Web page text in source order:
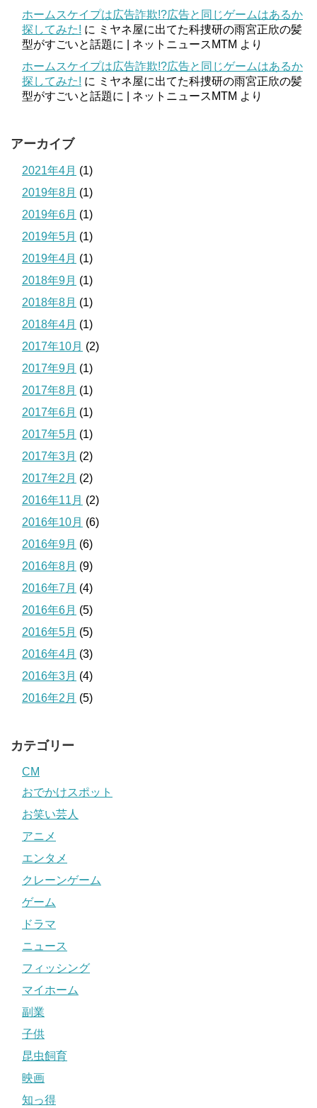
ホームスケイプは広告詐欺!?広告と同じゲームはあるか
探してみた! に ミヤネ屋に出てた科捜研の雨宮正欣の髪
型がすごいと話題に | ネットニュースMTM より
ホームスケイプは広告詐欺!?広告と同じゲームはあるか
探してみた! に ミヤネ屋に出てた科捜研の雨宮正欣の髪
型がすごいと話題に | ネットニュースMTM より
アーカイブ
2021年4月 (1)
2019年8月 (1)
2019年6月 (1)
2019年5月 (1)
2019年4月 (1)
2018年9月 (1)
2018年8月 (1)
2018年4月 (1)
2017年10月 (2)
2017年9月 (1)
2017年8月 (1)
2017年6月 (1)
2017年5月 (1)
2017年3月 (2)
2017年2月 (2)
2016年11月 (2)
2016年10月 (6)
2016年9月 (6)
2016年8月 (9)
2016年7月 (4)
2016年6月 (5)
2016年5月 (5)
2016年4月 (3)
2016年3月 (4)
2016年2月 (5)
カテゴリー
CM
おでかけスポット
お笑い芸人
アニメ
エンタメ
クレーンゲーム
ゲーム
ドラマ
ニュース
フィッシング
マイホーム
副業
子供
昆虫飼育
映画
知っ得